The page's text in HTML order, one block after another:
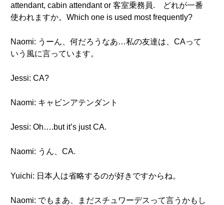
attendant, cabin attendant or 客室乗務員. どれが一番
使われますか。Which one is used most frequently?
Naomi: うーん、何だろうなあ…私の友達は、CAって
いう風に言っています。
Jessi: CA?
Naomi: キャビンアテンダント
Jessi: Oh….but it’s just CA.
Naomi: うん、CA.
Yuichi: 日本人は省略するのが好きですからね。
Naomi: でもまあ、まだスチュワーデスって言うかもし